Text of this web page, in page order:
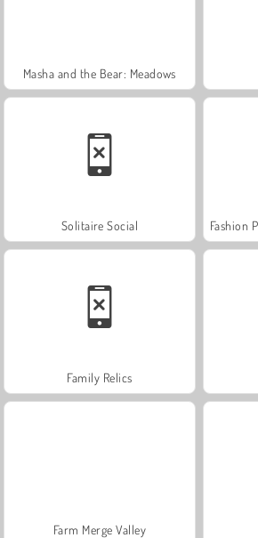
Masha and the Bear: Meadows
Solitaire Social
Family Relics
Farm Merge Valley